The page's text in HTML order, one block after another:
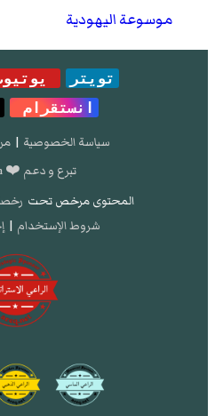
موسوعة اليهودية
تويتر
انستقرام
سياسة الخصوصية |
تبرع و دعم ❤️ donation
المحتوى مرخص تحت رخصة
شروط الإستخدام |